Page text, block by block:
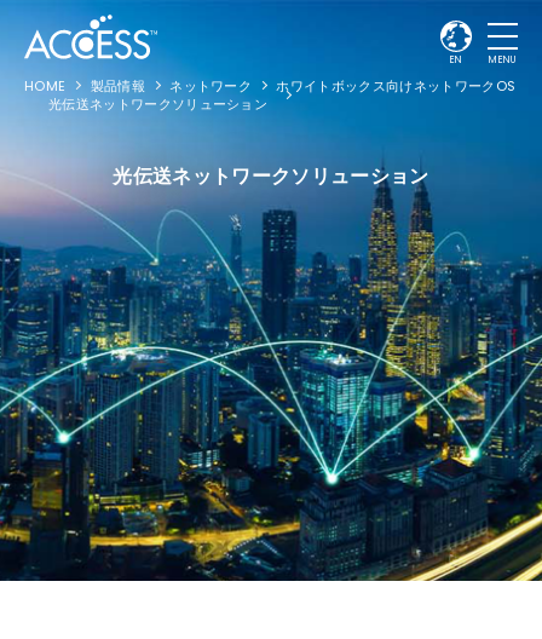
EN MENU
HOME 製品情報 ネットワーク
ホワイトボックス向けネットワークOS
光伝送ネットワークソリューション
光伝送ネットワークソリューション